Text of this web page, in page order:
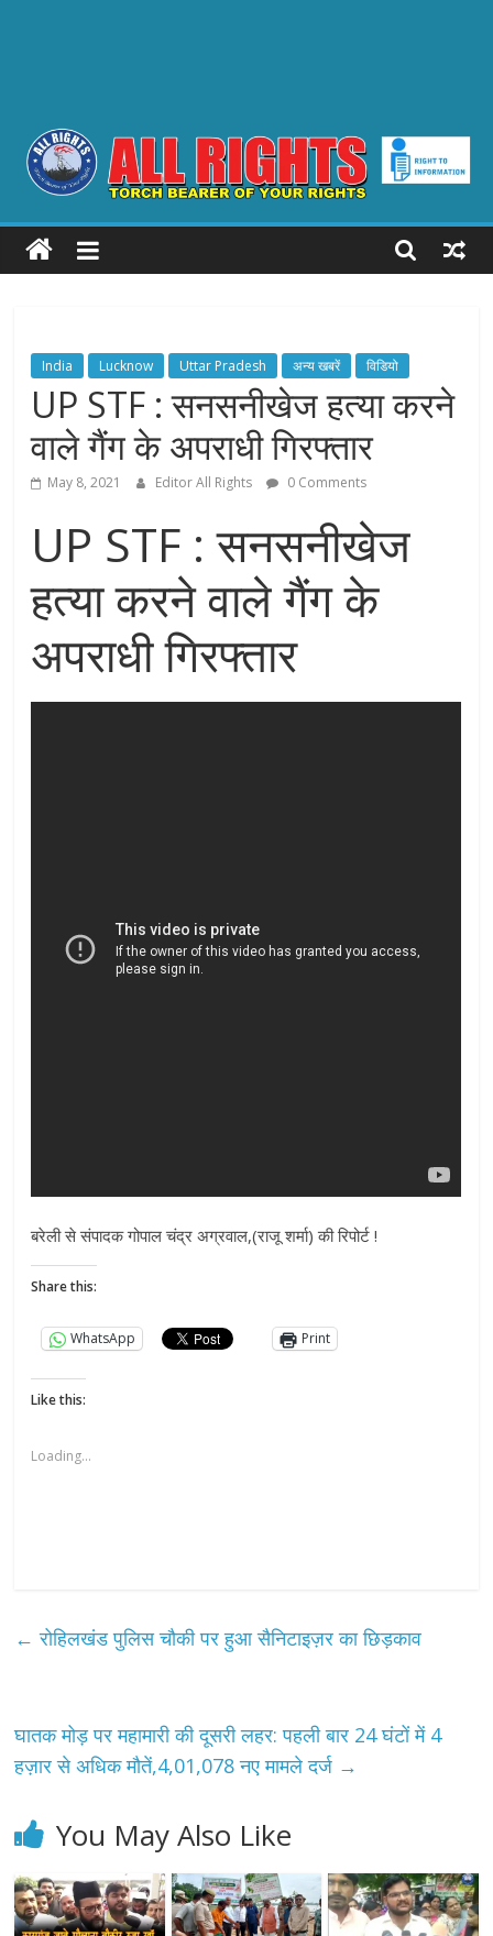
ALL
RIGHTS
Bearer
your
Rights
India Lucknow Uttar Pradesh अन्य खबरें विडियो
UP STF : सनसनीखेज हत्या करने
वाले गैंग के अपराधी गिरफ्तार
May 8, 2021 Editor All Rights 0 Comments
UP STF : सनसनीखेज
हत्या करने वाले गैंग के
अपराधी गिरफ्तार
बरेली से संपादक गोपाल चंद्र अग्रवाल,(राजू शर्मा) की रिपोर्ट !
Share this:
WhatsApp Print
Like this:
Loading...
← रोहिलखंड पुलिस चौकी पर हुआ सैनिटाइज़र का छिड़काव
घातक मोड़ पर महामारी की दूसरी लहर: पहली बार 24 घंटों में 4
हज़ार से अधिक मौतें,4,01,078 नए मामले दर्ज →
You May Also Like